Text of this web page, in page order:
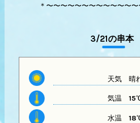
＊〜〜〜〜〜〜〜〜〜〜〜〜
3/21の串本
天気晴
気温
水温